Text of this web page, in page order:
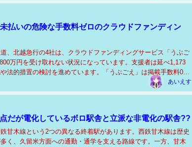
払いの危険な手数料ゼロのクラウドファンディン
、北越急行の4社は、クラウドファンディングサービス「うぶご
万円を受け取れない状況になっています。支援者は延べ1,173
法的措置の検討を進めています。「うぶごえ」は掲載手数料0円
益構造は脆弱で、以...
あいえす
だが電化しているボロ駅舎と立派な非電化の駅舎??
甘木線という2つの異なる終着駅があります。西鉄甘木線は歴史
く、久留米方面への通勤・通学を支える路線です。一方、甘木